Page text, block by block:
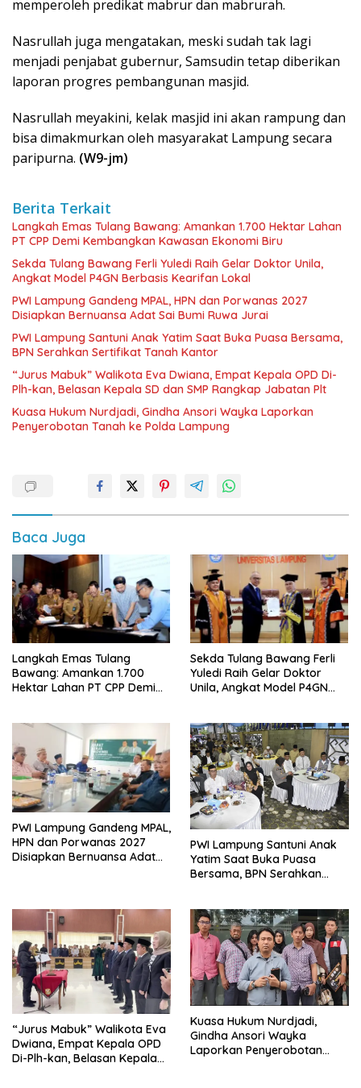
memperoleh predikat mabrur dan mabrurah.
Nasrullah juga mengatakan, meski sudah tak lagi
menjadi penjabat gubernur, Samsudin tetap diberikan
laporan progres pembangunan masjid.
Nasrullah meyakini, kelak masjid ini akan rampung dan
bisa dimakmurkan oleh masyarakat Lampung secara
paripurna. (W9-jm)
Berita Terkait
Langkah Emas Tulang Bawang: Amankan 1.700 Hektar Lahan
PT CPP Demi Kembangkan Kawasan Ekonomi Biru
Sekda Tulang Bawang Ferli Yuledi Raih Gelar Doktor Unila,
Angkat Model P4GN Berbasis Kearifan Lokal
PWI Lampung Gandeng MPAL, HPN dan Porwanas 2027
Disiapkan Bernuansa Adat Sai Bumi Ruwa Jurai
PWI Lampung Santuni Anak Yatim Saat Buka Puasa Bersama,
BPN Serahkan Sertifikat Tanah Kantor
“Jurus Mabuk” Walikota Eva Dwiana, Empat Kepala OPD Di-
Plh-kan, Belasan Kepala SD dan SMP Rangkap Jabatan Plt
Kuasa Hukum Nurdjadi, Gindha Ansori Wayka Laporkan
Penyerobotan Tanah ke Polda Lampung
Baca Juga
Langkah Emas Tulang
Bawang: Amankan 1.700
Hektar Lahan PT CPP Demi
Sekda Tulang Bawang Ferli
Yuledi Raih Gelar Doktor
Unila, Angkat Model P4GN
PWI Lampung Gandeng MPAL,
HPN dan Porwanas 2027
Disiapkan Bernuansa Adat
PWI Lampung Santuni Anak
Yatim Saat Buka Puasa
Bersama, BPN Serahkan
“Jurus Mabuk” Walikota Eva
Dwiana, Empat Kepala OPD
Di-Plh-kan, Belasan Kepala
Kuasa Hukum Nurdjadi,
Gindha Ansori Wayka
Laporkan Penyerobotan